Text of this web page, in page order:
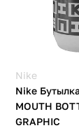
Nike
Nike
MOUTH
GRAPHIC